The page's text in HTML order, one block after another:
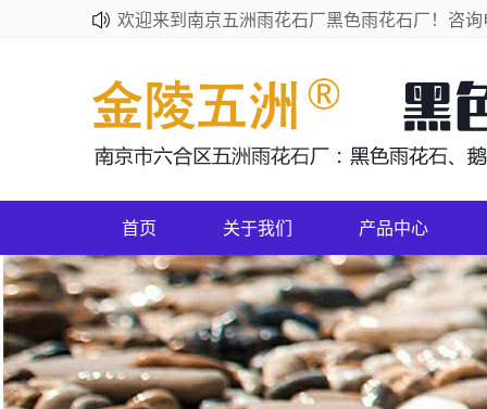
欢迎来到南京五洲雨花石厂黑色雨花石厂！咨
首页 关于我们 产品中心